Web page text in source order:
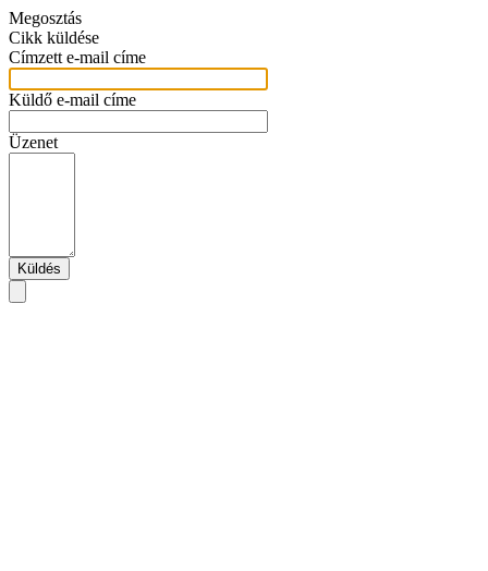
Megosztás
Cikk küldése
Címzett e-mail címe
Küldő e-mail címe
Üzenet